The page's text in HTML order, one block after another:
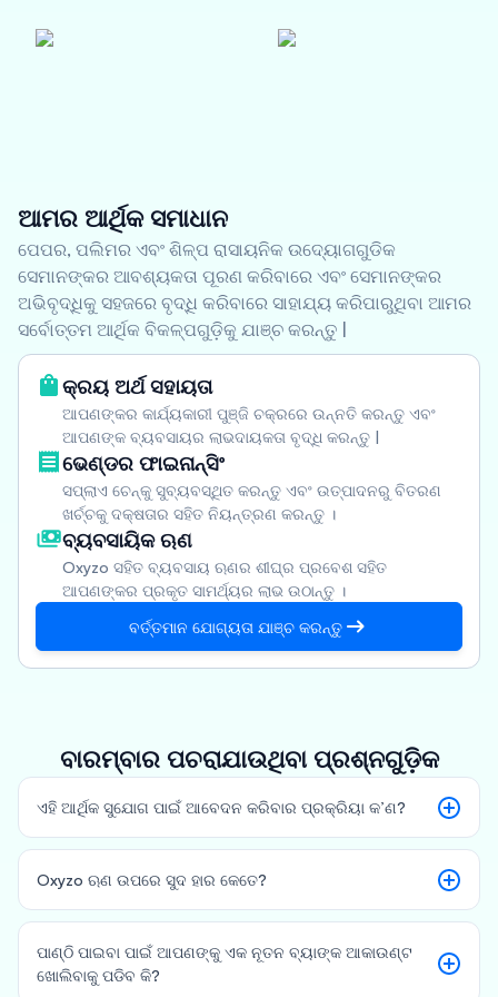
ଆମର ଆର୍ଥିକ ସମାଧାନ
ପେପର, ପଲିମର ଏବଂ ଶିଳ୍ପ ରାସାୟନିକ ଉଦ୍ୟୋଗଗୁଡିକ
ସେମାନଙ୍କର ଆବଶ୍ୟକତା ପୂରଣ କରିବାରେ ଏବଂ ସେମାନଙ୍କର
ଅଭିବୃଦ୍ଧିକୁ ସହଜରେ ବୃଦ୍ଧି କରିବାରେ ସାହାଯ୍ୟ କରିପାରୁଥିବା ଆମର
ସର୍ବୋତ୍ତମ ଆର୍ଥିକ ବିକଳ୍ପଗୁଡ଼ିକୁ ଯାଞ୍ଚ କରନ୍ତୁ |
କ୍ରୟ ଅର୍ଥ ସହାୟତା
ଆପଣଙ୍କର କାର୍ଯ୍ୟକାରୀ ପୁଞ୍ଜି ଚକ୍ରରେ ଉନ୍ନତି କରନ୍ତୁ ଏବଂ
ଆପଣଙ୍କ ବ୍ୟବସାୟର ଲାଭଦାୟକତା ବୃଦ୍ଧି କରନ୍ତୁ |
ଭେଣ୍ଡର ଫାଇନାନ୍ସିଂ
ସପ୍ଲାଏ ଚେନ୍‌କୁ ସୁବ୍ୟବସ୍ଥିତ କରନ୍ତୁ ଏବଂ ଉତ୍ପାଦନରୁ ବିତରଣ
ଖର୍ଚ୍ଚକୁ ଦକ୍ଷତାର ସହିତ ନିୟନ୍ତ୍ରଣ କରନ୍ତୁ ।
ବ୍ୟବସାୟିକ ଋଣ
Oxyzo ସହିତ ବ୍ୟବସାୟ ଋଣର ଶୀଘ୍ର ପ୍ରବେଶ ସହିତ
ଆପଣଙ୍କର ପ୍ରକୃତ ସାମର୍ଥ୍ୟର ଲାଭ ଉଠାନ୍ତୁ ।
ବର୍ତ୍ତମାନ ଯୋଗ୍ୟତା ଯାଞ୍ଚ କରନ୍ତୁ
ବାରମ୍ବାର ପଚରାଯାଉଥିବା ପ୍ରଶ୍ନଗୁଡ଼ିକ
ଏହି ଆର୍ଥିକ ସୁଯୋଗ ପାଇଁ ଆବେଦନ କରିବାର ପ୍ରକ୍ରିୟା କ’ଣ?
Oxyzo ଋଣ ଉପରେ ସୁଦ ହାର କେତେ?
ପାଣ୍ଠି ପାଇବା ପାଇଁ ଆପଣଙ୍କୁ ଏକ ନୂତନ ବ୍ୟାଙ୍କ ଆକାଉଣ୍ଟ
ଖୋଲିବାକୁ ପଡିବ କି?